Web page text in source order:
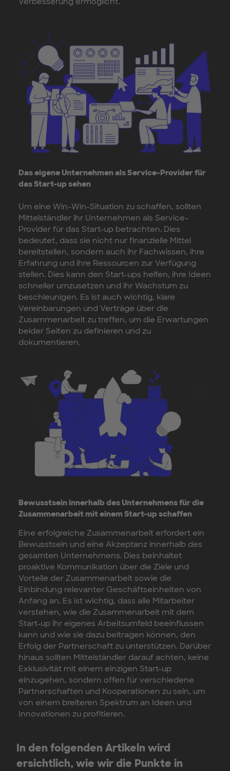
Das eigene Unternehmen als Service-Provider für
das Start-up sehen
Um eine Win-Win-Situation zu schaffen, sollten
Mittelständler ihr Unternehmen als Service-
Provider für das Start-up betrachten. Dies
bedeutet, dass sie nicht nur finanzielle Mittel
bereitstellen, sondern auch ihr Fachwissen, ihre
Erfahrung und ihre Ressourcen zur Verfügung
stellen. Dies kann den Start-ups helfen, ihre Ideen
schneller umzusetzen und ihr Wachstum zu
beschleunigen. Es ist auch wichtig, klare
Vereinbarungen und Verträge über die
Zusammenarbeit zu treffen, um die Erwartungen
beider Seiten zu definieren und zu
dokumentieren.
Bewusstsein innerhalb des Unternehmens für die
Zusammenarbeit mit einem Start-up schaffen
Eine erfolgreiche Zusammenarbeit erfordert ein
Bewusstsein und eine Akzeptanz innerhalb des
gesamten Unternehmens. Dies beinhaltet
proaktive Kommunikation über die Ziele und
Vorteile der Zusammenarbeit sowie die
Einbindung relevanter Geschäftseinheiten von
Anfang an. Es ist wichtig, dass alle Mitarbeiter
verstehen, wie die Zusammenarbeit mit dem
Start-up ihr eigenes Arbeitsumfeld beeinflussen
kann und wie sie dazu beitragen können, den
Erfolg der Partnerschaft zu unterstützen. Darüber
hinaus sollten Mittelständler darauf achten, keine
Exklusivität mit einem einzigen Start-up
einzugehen, sondern offen für verschiedene
Partnerschaften und Kooperationen zu sein, um
von einem breiteren Spektrum an Ideen und
Innovationen zu profitieren.
In den folgenden Artikeln wird
ersichtlich, wie wir die Punkte in